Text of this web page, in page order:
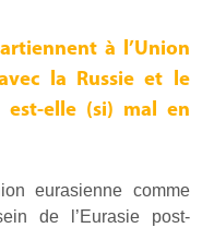
à l’Union
la Russie et le
est-elle (si) mal en
eurasienne comme
de l’Eurasie post-